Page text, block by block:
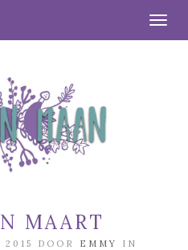
MAART
DOOR EMMY
IN